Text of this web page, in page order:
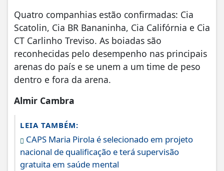
Quatro companhias estão confirmadas: Cia
Scatolin, Cia BR Bananinha, Cia Califórnia e Cia
CT Carlinho Treviso. As boiadas são
reconhecidas pelo desempenho nas principais
arenas do país e se unem a um time de peso
dentro e fora da arena.
Almir Cambra
LEIA TAMBÉM:
CAPS Maria Pirola é selecionado em projeto
nacional de qualificação e terá supervisão
gratuita em saúde mental